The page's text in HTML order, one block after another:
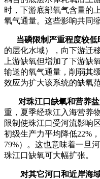
时，下游底部氧气含量的
氧气通量。这些影响共同
当磷限制严重程度较低
的层化水域），向下游迁
上游缺氧但增加了下游缺
输送的氧气通量，削弱其
效应为扩大该系统的缺氧范
对珠江口缺氧和营养
重，夏季经珠江入海营养
限制使珠江口受河流影响
初级生产力平均降低22%
79%）。这也意味着一旦
珠江口缺氧可大幅扩张。
对其它河口和近岸海